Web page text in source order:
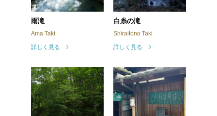
雨滝
Ama Taki
詳しく見る
白糸の滝
Shiraitono Taki
詳しく見る